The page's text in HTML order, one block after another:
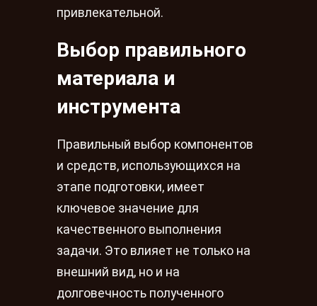
привлекательной.
Выбор правильного
материала и
инструмента
Правильный выбор компонентов
и средств, использующихся на
этапе подготовки, имеет
ключевое значение для
качественного выполнения
задачи. Это влияет не только на
внешний вид, но и на
долговечность полученного